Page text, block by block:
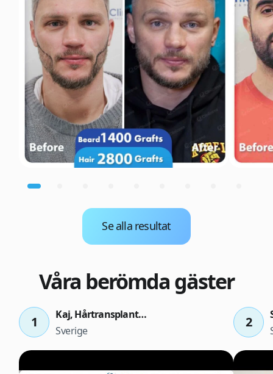
Se alla resultat
Våra berömda gäster
1
Kaj, Hårtransplantation efter 11 månader
Sverige
2